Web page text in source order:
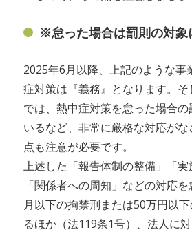
※怠った場合は罰則の対象
2025年6月以降、上記のような事
症対策は『義務』となります。
では、熱中症対策を怠った場合
いるなど、非常に厳格な対応が
点も注意が必要です。
上述した「報告体制の整備」「実
「関係者への周知」などの対応
月以下の拘禁刑または50万円以
るほか（法119条1号）、法人に